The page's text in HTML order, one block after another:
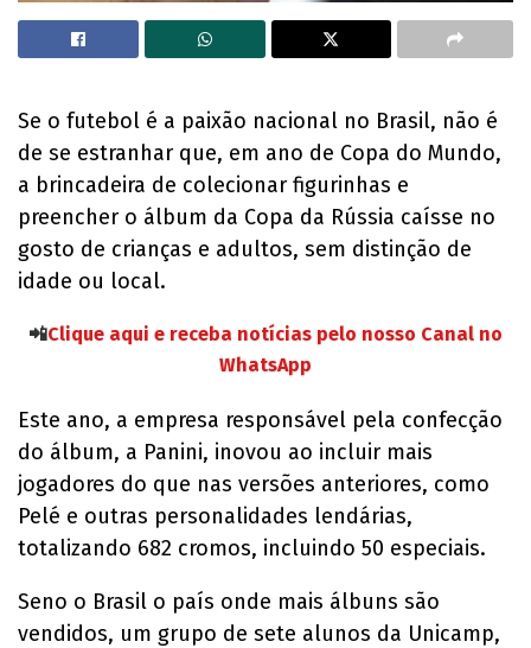
Se o futebol é a paixão nacional no Brasil, não é
de se estranhar que, em ano de Copa do Mundo,
a brincadeira de colecionar figurinhas e
preencher o álbum da Copa da Rússia caísse no
gosto de crianças e adultos, sem distinção de
idade ou local.
📲Clique aqui e receba notícias pelo nosso Canal no
WhatsApp
Este ano, a empresa responsável pela confecção
do álbum, a Panini, inovou ao incluir mais
jogadores do que nas versões anteriores, como
Pelé e outras personalidades lendárias,
totalizando 682 cromos, incluindo 50 especiais.
Seno o Brasil o país onde mais álbuns são
vendidos, um grupo de sete alunos da Unicamp,